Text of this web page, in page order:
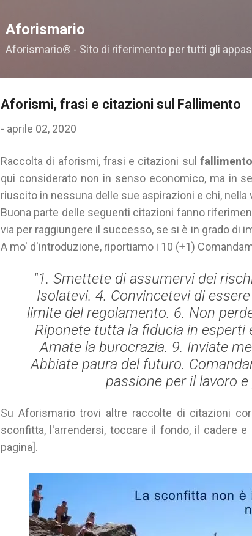
Aforismario
Aforismario® - Sito di riferimento per tutti gli
Aforismi, frasi e citazioni sul Fallimento
- aprile 02, 2020
Raccolta di aforismi, frasi e citazioni sul fallimento
qui considerato non in senso economico, ma in
riuscito in nessuna delle sue aspirazioni e chi, nella
Buona parte delle seguenti citazioni fanno
via per raggiungere il successo, se si è in grado di
A mo' d'introduzione, riportiamo i 10 (+1)
"1. Smettete di assumervi dei
Isolatevi. 4. Convincetevi di
limite del regolamento. 6. Non
Riponete tutta la fiducia in esperti
Amate la burocrazia. 9. Inviate
Abbiate paura del futuro.
passione per il lavoro e
Su Aforismario trovi altre raccolte di citazioni
sconfitta, l'arrendersi, toccare il fondo, il cadere
pagina].